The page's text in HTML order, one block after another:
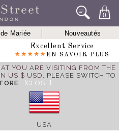
0
Mariée
Nouveautés
Excellent Service
EN SAVOIR PLUS
YOU ARE VISITING FROM THE
US $ USD, PLEASE SWITCH TO
. [CLOSE]
USA